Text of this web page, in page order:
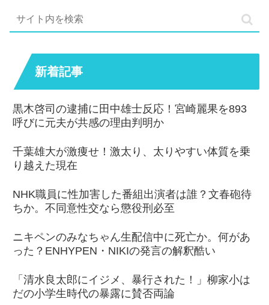
新着記事
黒木啓司の逮捕に田中雄士反応！宮崎麗果を893
呼びに元夫が共感の理由判明か
千葉雄大が激痩せ！激太り、太りやすい体質を乗
り越えた現在
NHK職員に性加害した番組出演者は誰？文春砲待
ちか。不同意性交なら懲役刑必至
ニキペンのみなちゃん生配信中に死亡か。何があ
った？ENHYPEN・NIKIの発言の解釈酷い
「清水良太郎にイジメ、暴行された！」柳家小は
だの小学生時代の暴露に賛否両論